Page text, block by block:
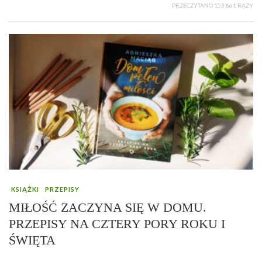
PRZECZYTANO 153 861 RAZY
KSIĄŻKI PRZEPISY
MIŁOŚĆ ZACZYNA SIĘ W DOMU.
PRZEPISY NA CZTERY PORY ROKU I
ŚWIĘTA